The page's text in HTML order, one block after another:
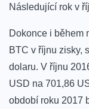
Následující rok v
Dokonce i během
BTC v říjnu zisky,
dolaru. V říjnu
USD na 701,86
období roku 2017